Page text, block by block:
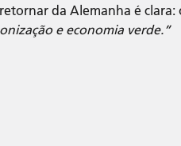
da Alemanha é
e economia verde.”